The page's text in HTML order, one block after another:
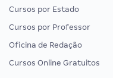
Cursos por Estado
Cursos por Professor
Oficina de Redação
Cursos Online Gratuitos